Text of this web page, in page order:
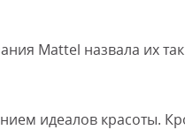
Mattel назвала их
идеалов красоты.